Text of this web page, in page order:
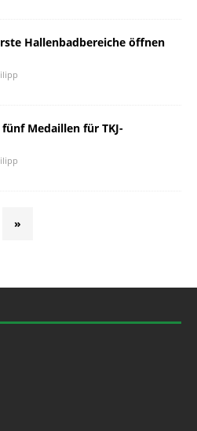
Hallenbadbereiche öffnen
Medaillen für TKJ-
»